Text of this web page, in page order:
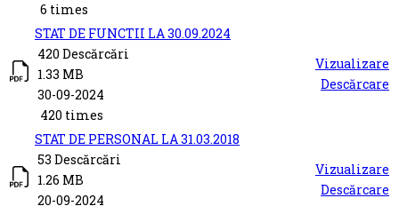
6 times
STAT DE FUNCTII LA 30.09.2024
420 Descărcări
1.33 MB
30-09-2024
420 times
Vizualizare
Descărcare
STAT DE PERSONAL LA 31.03.2018
53 Descărcări
1.26 MB
20-09-2024
Vizualizare
Descărcare